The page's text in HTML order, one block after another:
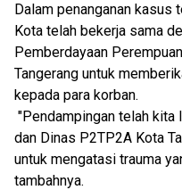
Dalam penanganan kasus
Kota telah bekerja sama
Pemberdayaan
Tangerang untuk
kepada para korban.
"Pendampingan telah kita
dan Dinas P2TP2A Kota
untuk mengatasi trauma
tambahnya.